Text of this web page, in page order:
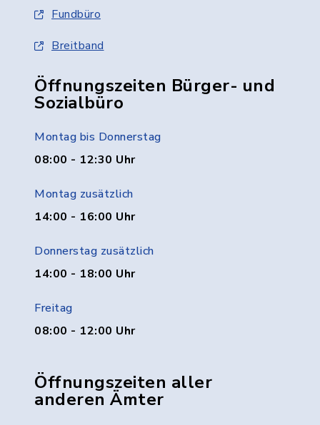
Fundbüro
Breitband
Öffnungszeiten Bürger- und
Sozialbüro
Montag bis Donnerstag
08:00 - 12:30 Uhr
Montag zusätzlich
14:00 - 16:00 Uhr
Donnerstag zusätzlich
14:00 - 18:00 Uhr
Freitag
08:00 - 12:00 Uhr
Öffnungszeiten aller
anderen Ämter